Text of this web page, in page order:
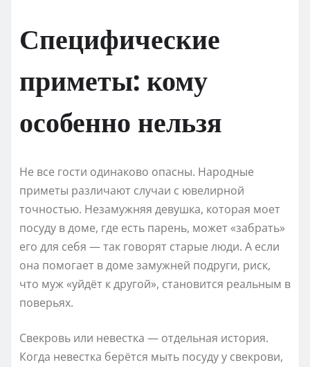
Специфические
приметы: кому
особенно нельзя
Не все гости одинаково опасны. Народные
приметы различают случаи с ювелирной
точностью. Незамужняя девушка, которая моет
посуду в доме, где есть парень, может «забрать»
его для себя — так говорят старые люди. А если
она помогает в доме замужней подруги, риск,
что муж «уйдёт к другой», становится реальным в
поверьях.
Свекровь или невестка — отдельная история.
Когда невестка берётся мыть посуду у свекрови,